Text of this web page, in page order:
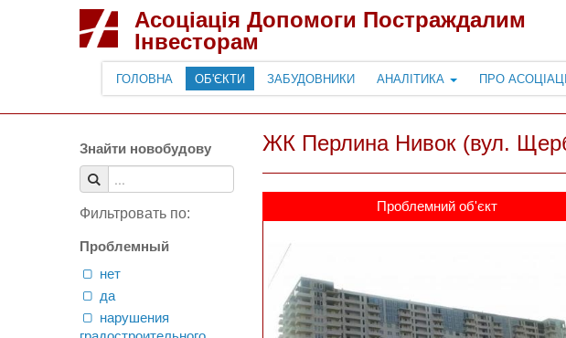
Асоціація Допомоги Постраждалим
Інвесторам
ГОЛОВНА ОБ'ЄКТИ ЗАБУДОВНИКИ АНАЛІТИКА ПРО
Знайти новобудову
Фильтровать по:
Проблемный
нет
да
нарушения
ЖК Перлина Нивок (вул.
Проблемний об'єкт